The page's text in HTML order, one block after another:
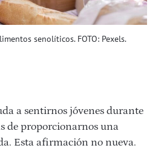
senolíticos. FOTO: Pexels.
a sentirnos jóvenes durante
de proporcionarnos una
Esta afirmación no nueva.